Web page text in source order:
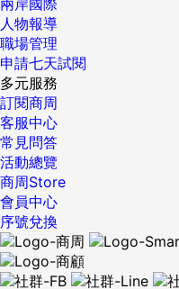
人物報導
職場管理
申請七天試閱
多元服務
訂閱商周
客服中心
常見問答
活動總覽
商周Store
會員中心
序號兌換